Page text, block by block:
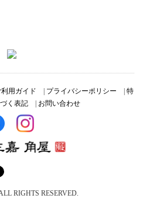
利用ガイド | プライバシーポリシー | 特
く表記| お問い合わせ
RIGHTS RESERVED.